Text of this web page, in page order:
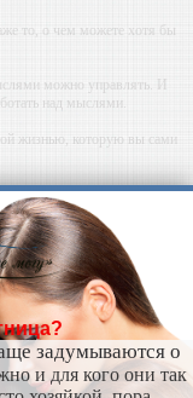
то, о чем можете хотя бы
можно управлять. И
над мыслями.
жизнью, которую вы сами
— глупость. Из всех
его мимо ушей. Он
кто его дал.
их дают мне.
задумываются о
и для кого они так